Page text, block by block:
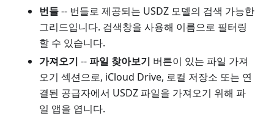
번들-- 번들로 제공되는 USDZ 모델의 검색 가능한
그리드입니다. 검색창을 사용해 이름으로 필터링
할 수 있습니다.
가져오기 --파일 찾아보기 버튼이 있는 파일 가져
오기 섹션으로, iCloud Drive, 로컬 저장소 또는 연
결된 공급자에서 USDZ 파일을 가져오기 위해 파
일 앱을 엽니다.